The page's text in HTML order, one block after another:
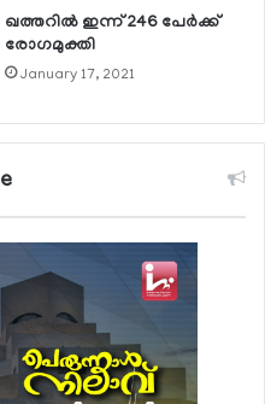
ഖത്തറില്‍ ഇന്ന് 246 പേര്‍ക്ക്
രോഗമുക്തി
January 17, 2021